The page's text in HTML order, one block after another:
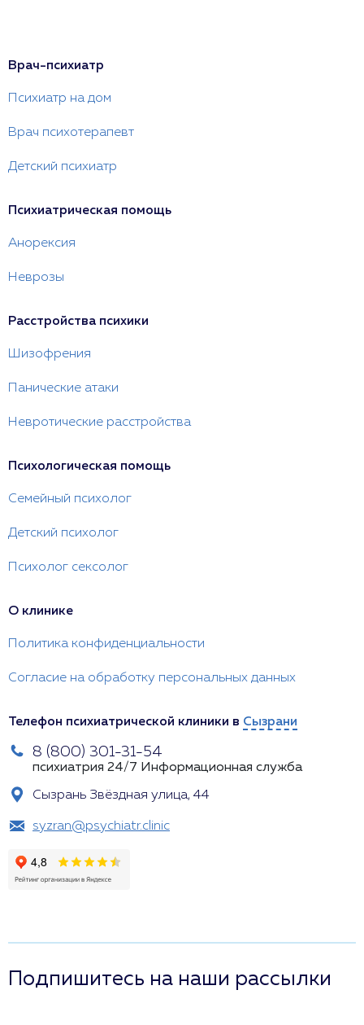
Врач-психиатр
Психиатр на дом
Врач психотерапевт
Детский психиатр
Психиатрическая помощь
Анорексия
Неврозы
Расстройства психики
Шизофрения
Панические атаки
Невротические расстройства
Психологическая помощь
Семейный психолог
Детский психолог
Психолог сексолог
О клинике
Политика конфиденциальности
Согласие на обработку персональных данных
Телефон психиатрической клиники в Сызрани
8 (800) 301-31-54
психиатрия 24/7 Информационная служба
Сызрань Звёздная улица, 44
syzran@psychiatr.clinic
Подпишитесь на наши рассылки